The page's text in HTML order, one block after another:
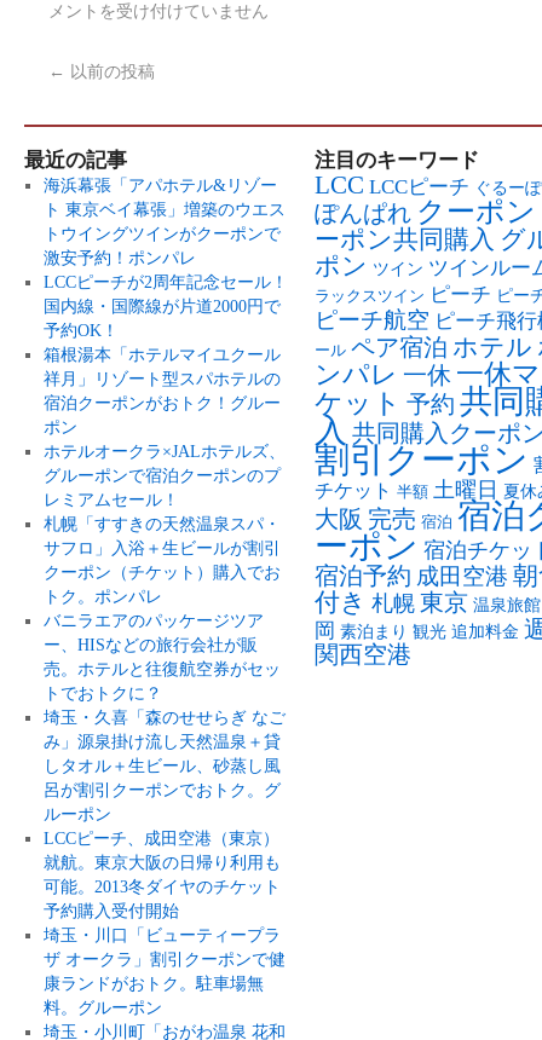
メントを受け付けていません
← 以前の投稿
最近の記事
海浜幕張「アパホテル&リゾー
ト 東京ベイ幕張」増築のウエス
トウイングツインがクーポンで
激安予約！ポンパレ
LCCピーチが2周年記念セール！
国内線・国際線が片道2000円で
予約OK！
箱根湯本「ホテルマイユクール
祥月」リゾート型スパホテルの
宿泊クーポンがおトク！グルー
ポン
ホテルオークラ×JALホテルズ、
グルーポンで宿泊クーポンのプ
レミアムセール！
札幌「すすきの天然温泉スパ・
サフロ」入浴＋生ビールが割引
クーポン（チケット）購入でお
トク。ポンパレ
バニラエアのパッケージツア
ー、HISなどの旅行会社が販
売。ホテルと往復航空券がセッ
トでおトクに？
埼玉・久喜「森のせせらぎ なご
み」源泉掛け流し天然温泉＋貸
しタオル＋生ビール、砂蒸し風
呂が割引クーポンでおトク。グ
ルーポン
LCCピーチ、成田空港（東京）
就航。東京大阪の日帰り利用も
可能。2013冬ダイヤのチケット
予約購入受付開始
埼玉・川口「ビューティープラ
ザ オークラ」割引クーポンで健
康ランドがおトク。駐車場無
料。グルーポン
埼玉・小川町「おがわ温泉 花和
注目のキーワード
LCC LCCピーチ ぐるー
ぽんぱれ クーポン
ーポン共同購入 グ
ポン ツイン ツインルー
ラックスツイン ピーチ ピー
ピーチ航空 ピーチ飛行
ール ペア宿泊 ホテル
ンパレ 一休 一休
ケット 予約 共同
入 共同購入クーポ
割引クーポン
チケット 半額 土曜日 夏休
大阪 完売 宿泊 宿泊
ーポン 宿泊チケッ
宿泊予約 成田空港
付き 札幌 東京 温泉旅館
岡 素泊まり 観光 追加料金
関西空港